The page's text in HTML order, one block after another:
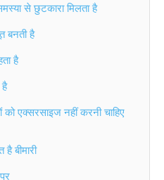
से छुटकारा मिलता है
बनती है
है
एक्सरसाइज नहीं करनी चाहिए
बीमारी